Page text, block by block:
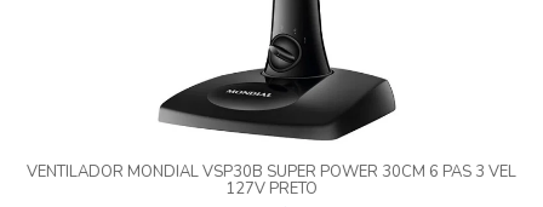
VENTILADOR MONDIAL VSP30B SUPER POWER 30CM 6 PAS 3 VEL
127V PRETO